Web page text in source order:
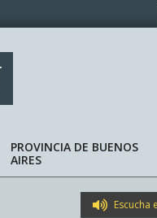
PROVINCIA DE BUENOS
AIRES
Escucha